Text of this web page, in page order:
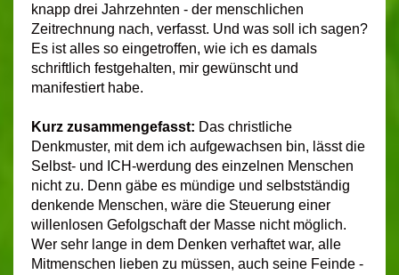
knapp drei Jahrzehnten - der menschlichen
Zeitrechnung nach, verfasst. Und was soll ich sagen?
Es ist alles so eingetroffen, wie ich es damals
schriftlich festgehalten, mir gewünscht und
manifestiert habe.
Kurz zusammengefasst: Das christliche
Denkmuster, mit dem ich aufgewachsen bin, lässt die
Selbst- und ICH-werdung des einzelnen Menschen
nicht zu. Denn gäbe es mündige und selbstständig
denkende Menschen, wäre die Steuerung einer
willenlosen Gefolgschaft der Masse nicht möglich.
Wer sehr lange in dem Denken verhaftet war, alle
Mitmenschen lieben zu müssen, auch seine Feinde -